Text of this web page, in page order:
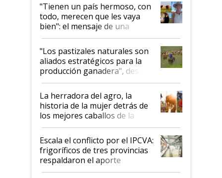
"Tienen un país hermoso, con
todo, merecen que les vaya
bien": el mensaje de una
ganadera uruguaya sobre las
oportunidades que se abren
para el agro en Argentina, con
foco en la carne
"Los pastizales naturales son
aliados estratégicos para la
producción ganadera", destaca
la iniciativa que ya reúne a 46
establecimientos en Argentina
La herradora del agro, la
historia de la mujer detrás de
los mejores caballos de la
Argentina y los mitos que
todavía hacen sufrir a estos
animales: "Mientras me
descalificaban, yo seguí
haciendo currículum"
Escala el conflicto por el IPCVA:
frigoríficos de tres provincias
respaldaron el aporte
obligatorio